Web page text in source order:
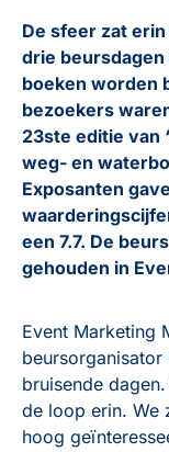
De sfeer zat
drie
boeken worden
bezoekers
23ste editie van
weg- en
Exposanten
een 7.7. De
gehouden in
Event Marketing
bruisende
de loop erin. We
hoog